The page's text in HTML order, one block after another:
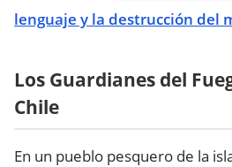
lenguaje y la destrucción del
Los Guardianes del
Chile
En un pueblo pesquero de la